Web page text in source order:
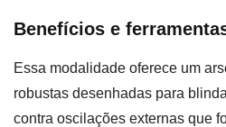
Benefícios e
Essa modalidade oferece um
robustas desenhadas para
contra oscilações externas que